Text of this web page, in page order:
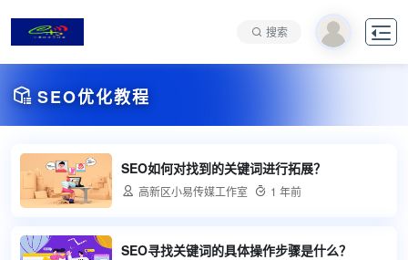
搜索 
 SEO优化教程
SEO如何对找到的关键词进行拓展？
 高新区小易传媒工作室  1 年前
SEO寻找关键词的具体操作步骤是什么？